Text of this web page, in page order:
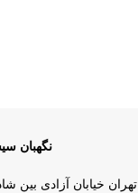
نگهبان
تهران خیابان آزادی بین